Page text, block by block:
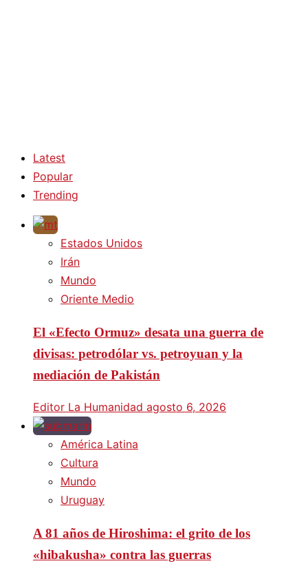
Latest
Popular
Trending
Estados Unidos
Irán
Mundo
Oriente Medio
El «Efecto Ormuz» desata una guerra de
divisas: petrodólar vs. petroyuan y la
mediación de Pakistán
Editor La Humanidad agosto 6, 2026
América Latina
Cultura
Mundo
Uruguay
A 81 años de Hiroshima: el grito de los
«hibakusha» contra las guerras